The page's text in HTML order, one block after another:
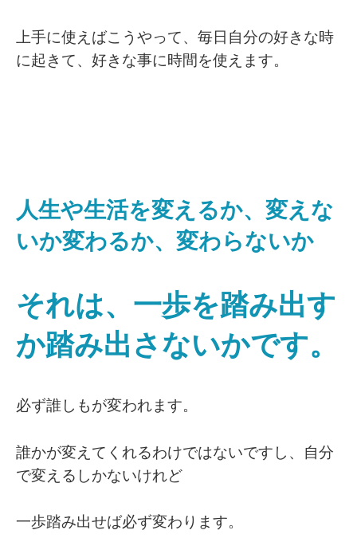
上手に使えばこうやって、毎日自分の好きな時
に起きて、好きな事に時間を使えます。
人生や生活を変えるか、変えな
いか変わるか、変わらないか
それは、一歩を踏み出す
か踏み出さないかです。
必ず誰しもが変われます。
誰かが変えてくれるわけではないですし、自分
で変えるしかないけれど
一歩踏み出せば必ず変わります。